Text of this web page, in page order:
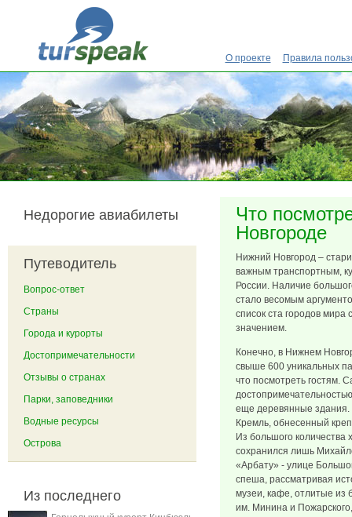
Перейти к основному содержанию
О проекте Правила
Что
Новгороде
Нижний Новгород –
важным транспортным,
России. Наличие
стало весомым
список ста городов мира
значением.
Конечно, в Нижнем
свыше 600 уникальных
что посмотреть гостям.
еще деревянные здания.
Кремль, обнесенный
Из большого количества
сохранился лишь
«Арбату» - улице
спеша, рассматривая
музеи, кафе, отлитые из
им. Минина и
Недорогие авиабилеты
Путеводитель
Вопрос-ответ
Страны
Города и курорты
Достопримечательности
Отзывы о странах
Парки, заповедники
Водные ресурсы
Острова
Из последнего